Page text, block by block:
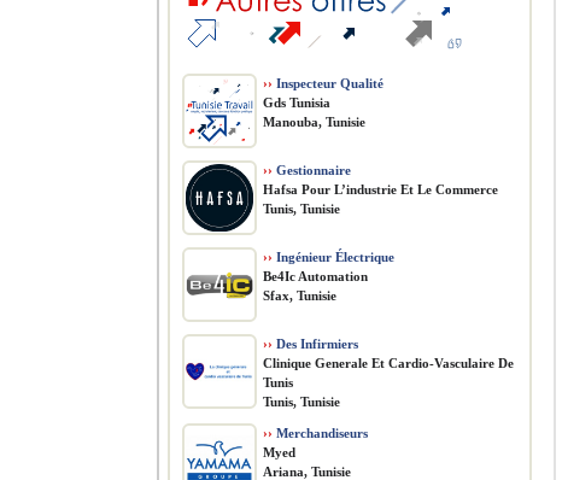
›› Inspecteur Qualité
Gds Tunisia
Manouba, Tunisie
›› Gestionnaire
Hafsa Pour L’industrie Et Le Commerce
Tunis, Tunisie
›› Ingénieur Électrique
Be4Ic Automation
Sfax, Tunisie
›› Des Infirmiers
Clinique Generale Et Cardio-Vasculaire De
Tunis
Tunis, Tunisie
›› Merchandiseurs
Myed
Ariana, Tunisie